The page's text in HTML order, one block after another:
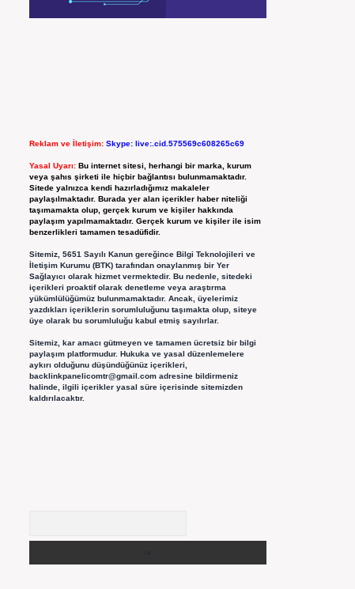
Reklam ve İletişim: Skype: live:.cid.575569c608265c69
Yasal Uyarı: Bu internet sitesi, herhangi bir marka, kurum
veya şahıs şirketi ile hiçbir bağlantısı bulunmamaktadır.
Sitede yalnızca kendi hazırladığımız makaleler
paylaşılmaktadır. Burada yer alan içerikler haber niteliği
taşımamakta olup, gerçek kurum ve kişiler hakkında
paylaşım yapılmamaktadır. Gerçek kurum ve kişiler ile isim
benzerlikleri tamamen tesadüfidir.
Sitemiz, 5651 Sayılı Kanun gereğince Bilgi Teknolojileri ve
İletişim Kurumu (BTK) tarafından onaylanmış bir Yer
Sağlayıcı olarak hizmet vermektedir. Bu nedenle, sitedeki
içerikleri proaktif olarak denetleme veya araştırma
yükümlülüğümüz bulunmamaktadır. Ancak, üyelerimiz
yazdıkları içeriklerin sorumluluğunu taşımakta olup, siteye
üye olarak bu sorumluluğu kabul etmiş sayılırlar.
Sitemiz, kar amacı gütmeyen ve tamamen ücretsiz bir bilgi
paylaşım platformudur. Hukuka ve yasal düzenlemelere
aykırı olduğunu düşündüğünüz içerikleri,
backlinkpanelicomtr@gmail.comadresine bildirmeniz
halinde, ilgili içerikler yasal süre içerisinde sitemizden
kaldırılacaktır.